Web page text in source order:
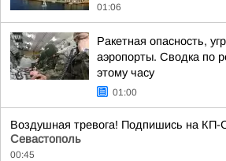
01:06
Ракетная опасность,
аэропорты. Сводка по
этому часу
01:00
Воздушная тревога! Подпишись на КП-
Севастополь
00:45